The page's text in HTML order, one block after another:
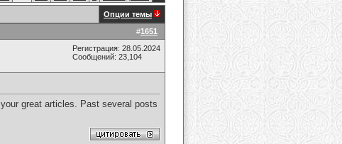
Опции темы
#1651
Регистрация: 28.05.2024
Сообщений: 23,104
great articles. Past several posts